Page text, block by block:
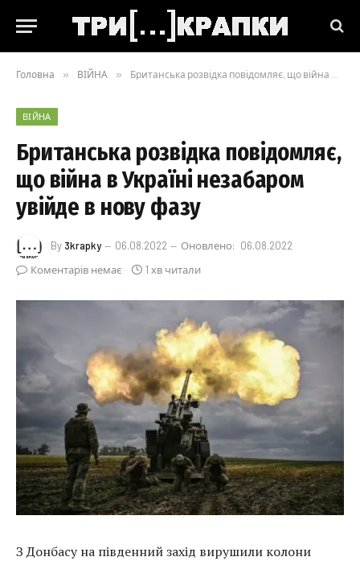
Головна » ВІЙНА » Британська розвідка повідомляє, що війна в Україні незабаром увійде в нову фазу
ВІЙНА
Британська розвідка повідомляє,
що війна в Україні незабаром
увійде в нову фазу
By 3krapky 06.08.2022 Оновлено: 06.08.2022
Коментарів немає
1 хв читали
З Донбасу на південний захід вирушили колони